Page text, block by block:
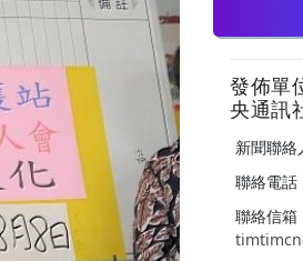
發佈單
央通訊
新聞聯絡
聯絡電
聯絡信箱